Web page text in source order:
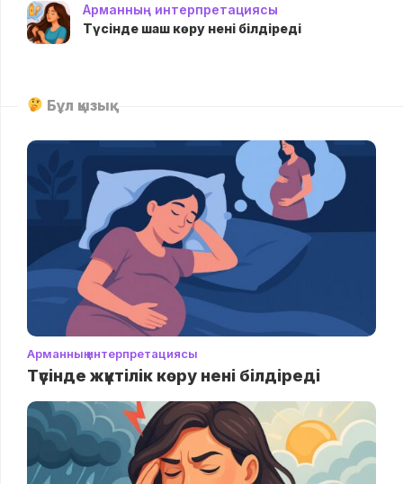
Арманның интерпретациясы
Түсінде шаш көру нені білдіреді
Бұл қызық
Арманның интерпретациясы
Түсінде жүктілік көру нені білдіреді